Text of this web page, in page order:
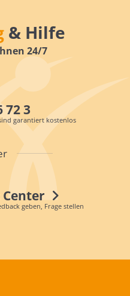
& Hilfe
24/7
72 3
garantiert kostenlos
geben, Frage stellen